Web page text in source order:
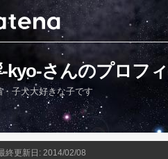
kyo-さんのプロフ
・子犬大好きな子です
終更新日: 2014/02/08